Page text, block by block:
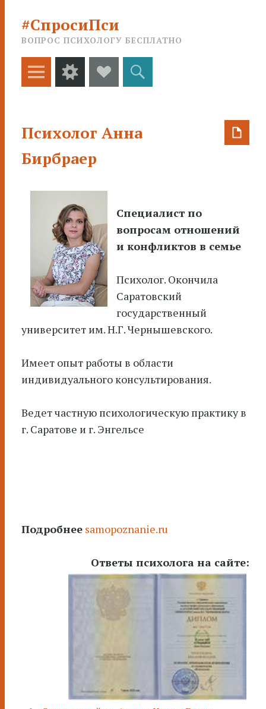
#СпросиПси
ВОПРОС ПСИХОЛОГУ БЕСПЛАТНО
Меню ВиджетыSocial
Links
Поиск
Психолог Анна
Бирбраер
Специалист по
вопросам отношений
и конфликтов в семье
Психолог. Окончила
Саратовский
государственный
университет им. Н.Г. Чернышевского.
Имеет опыт работы в области
индивидуального консультирования.
Ведет частную психологическую практику в
г. Саратове и г. Энгельсе
Подробнее samopoznanie.ru
Ответы психолога на сайте: